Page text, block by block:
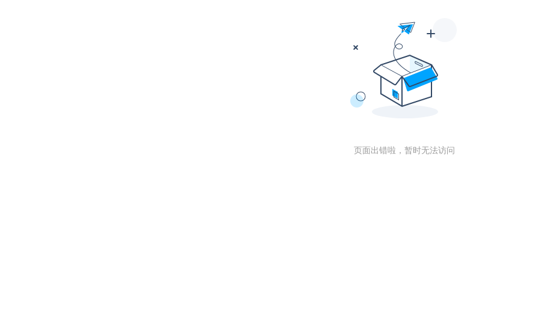
页面出错啦，暂时无法访问